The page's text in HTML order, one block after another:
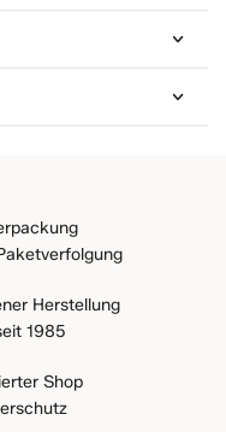
Herstellung
1985
Shop